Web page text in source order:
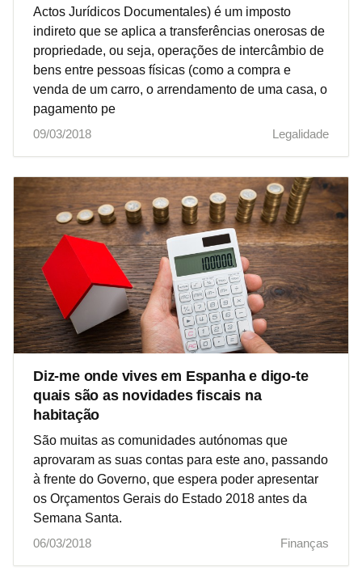
Actos Jurídicos Documentales) é um imposto
indireto que se aplica a transferências onerosas de
propriedade, ou seja, operações de intercâmbio de
bens entre pessoas físicas (como a compra e
venda de um carro, o arrendamento de uma casa, o
pagamento pe
09/03/2018
Legalidade
Diz-me onde vives em Espanha e digo-te
quais são as novidades fiscais na
habitação
São muitas as comunidades autónomas que
aprovaram as suas contas para este ano, passando
à frente do Governo, que espera poder apresentar
os Orçamentos Gerais do Estado 2018 antes da
Semana Santa.
06/03/2018
Finanças